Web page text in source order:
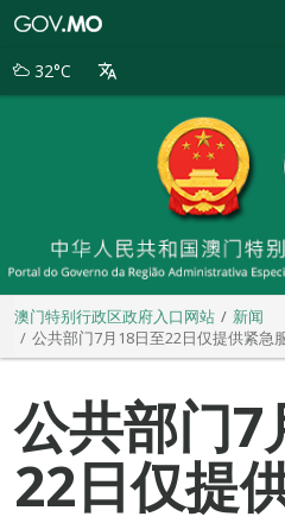
别
32°C
澳门特别行政区政府入口网站
新闻
公共部门7月18日至22日仅提供紧急
公共部门7
22日仅提